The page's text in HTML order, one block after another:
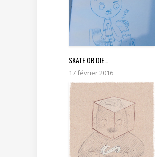
SKATE OR DIE…
17 février 2016